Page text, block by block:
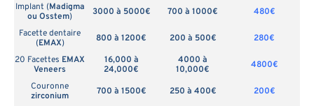
Implant (Madigma
ou Osstem) 3000 à 5000€ 700 à 1000€
480€
Facette dentaire
(EMAX) 800 à 1200€ 200 à 500€
280€
20 Facettes EMAX
Veneers
16,000 à
24,000€
4000 à
10,000€
4800€
Couronne
zirconium
700 à 1500€ 250 à 400€
200€